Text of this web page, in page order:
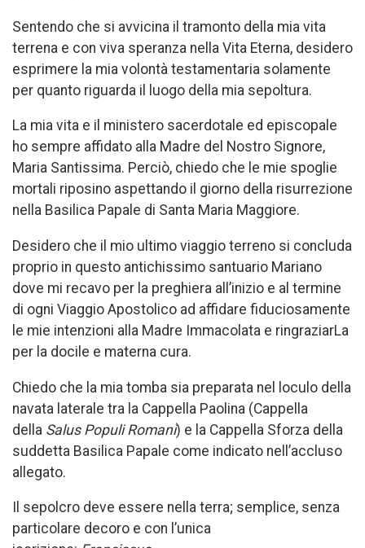
Sentendo che si avvicina il tramonto della mia vita
terrena e con viva speranza nella Vita Eterna, desidero
esprimere la mia volontà testamentaria solamente
per quanto riguarda il luogo della mia sepoltura.
La mia vita e il ministero sacerdotale ed episcopale
ho sempre affidato alla Madre del Nostro Signore,
Maria Santissima. Perciò, chiedo che le mie spoglie
mortali riposino aspettando il giorno della risurrezione
nella Basilica Papale di Santa Maria Maggiore.
Desidero che il mio ultimo viaggio terreno si concluda
proprio in questo antichissimo santuario Mariano
dove mi recavo per la preghiera all’inizio e al termine
di ogni Viaggio Apostolico ad affidare fiduciosamente
le mie intenzioni alla Madre Immacolata e ringraziarLa
per la docile e materna cura.
Chiedo che la mia tomba sia preparata nel loculo della
navata laterale tra la Cappella Paolina (Cappella
della Salus Populi Romani) e la Cappella Sforza della
suddetta Basilica Papale come indicato nell’accluso
allegato.
Il sepolcro deve essere nella terra; semplice, senza
particolare decoro e con l’unica